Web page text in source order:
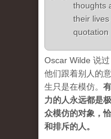
thoughts
their
quotation
Oscar Wilde 说
他们跟着别人的
生只是在模仿。
力的人永远都是
众模仿的对象，
和排斥的人。